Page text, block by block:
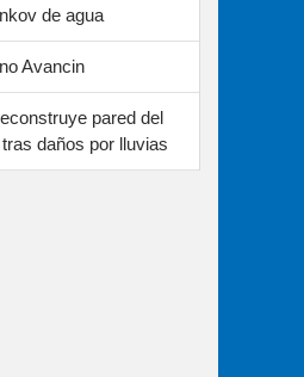
de agua
Avancin
pared del
daños por lluvias